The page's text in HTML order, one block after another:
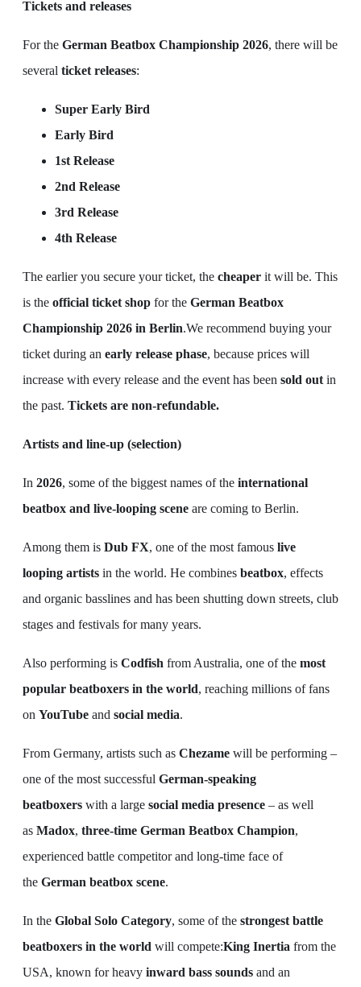
Tickets and releases
For the German Beatbox Championship 2026, there will be
several ticket releases:
Super Early Bird
Early Bird
1st Release
2nd Release
3rd Release
4th Release
The earlier you secure your ticket, the cheaper it will be. This
is the official ticket shop for the German Beatbox
Championship 2026 in Berlin.We recommend buying your
ticket during an early release phase, because prices will
increase with every release and the event has been sold out in
the past. Tickets are non-refundable.
Artists and line-up (selection)
In 2026, some of the biggest names of the international
beatbox and live-looping scene are coming to Berlin.
Among them is Dub FX, one of the most famous live
looping artists in the world. He combines beatbox, effects
and organic basslines and has been shutting down streets, club
stages and festivals for many years.
Also performing is Codfish from Australia, one of the most
popular beatboxers in the world, reaching millions of fans
on YouTube and social media.
From Germany, artists such as Chezame will be performing –
one of the most successful German-speaking
beatboxers with a large social media presence – as well
as Madox, three-time German Beatbox Champion,
experienced battle competitor and long-time face of
the German beatbox scene.
In the Global Solo Category, some of the strongest battle
beatboxers in the world will compete:King Inertia from the
USA, known for heavy inward bass sounds and an